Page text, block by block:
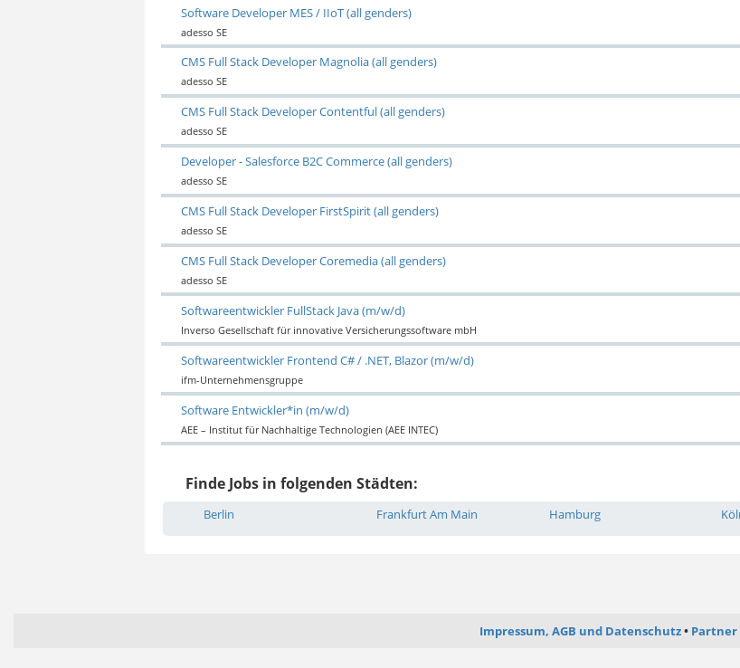
Software Developer MES / IIoT (all genders)
adesso SE
CMS Full Stack Developer Magnolia (all genders)
adesso SE
CMS Full Stack Developer Contentful (all genders)
adesso SE
Developer - Salesforce B2C Commerce (all genders)
adesso SE
CMS Full Stack Developer FirstSpirit (all genders)
adesso SE
CMS Full Stack Developer Coremedia (all genders)
adesso SE
Softwareentwickler FullStack Java (m/w/d)
Inverso Gesellschaft für innovative Versicherungssoftware mbH
Softwareentwickler Frontend C# / .NET, Blazor (m/w/d)
ifm-Unternehmensgruppe
Software Entwickler*in (m/w/d)
AEE – Institut für Nachhaltige Technologien (AEE INTEC)
Finde Jobs in folgenden Städten:
Berlin Frankfurt Am Main Hamburg
Impressum, AGB und Datenschutz Partner